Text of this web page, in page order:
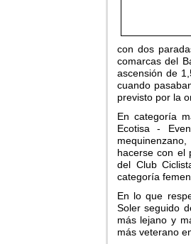
con dos
comarcas del
ascensión de
cuando
previsto por la
En categoría
Ecotisa -
hacerse con el
del Club
categoría
En lo que
Soler seguido
más lejano y
más veterano